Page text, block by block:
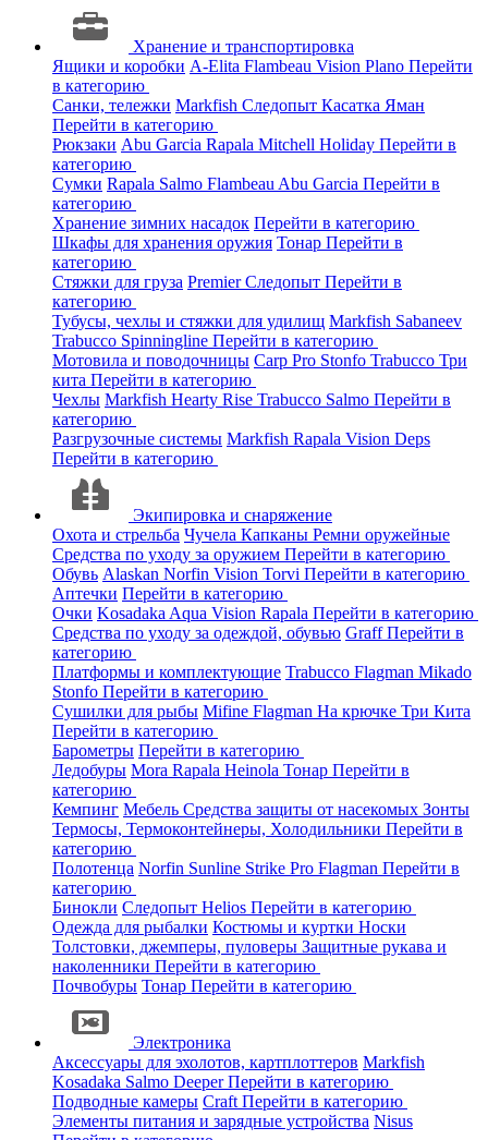
Хранение и транспортировка
Ящики и коробки A-Elita Flambeau Vision Plano Перейти
в категорию
Санки, тележки Markfish Следопыт Касатка Яман
Перейти в категорию
Рюкзаки Abu Garcia Rapala Mitchell Holiday Перейти в
категорию
Сумки Rapala Salmo Flambeau Abu Garcia Перейти в
категорию
Хранение зимних насадок Перейти в категорию
Шкафы для хранения оружия Тонар Перейти в
категорию
Стяжки для груза PremierСледопыт Перейти в
категорию
Тубусы, чехлы и стяжки для удилищ Markfish Sabaneev
Trabucco Spinningline Перейти в категорию
Мотовила и поводочницы Carp Pro Stonfo Trabucco Три
кита Перейти в категорию
Чехлы Markfish Hearty Rise Trabucco Salmo Перейти в
категорию
Разгрузочные системы Markfish Rapala Vision Deps
Перейти в категорию
Экипировка и снаряжение
Охота и стрельба Чучела Капканы Ремни оружейные
Средства по уходу за оружием Перейти в категорию
Обувь Alaskan Norfin Vision Torvi Перейти в категорию
Аптечки Перейти в категорию
Очки Kosadaka Aqua Vision Rapala Перейти в категорию
Средства по уходу за одеждой, обувью GraffПерейти в
категорию
Платформы и комплектующие Trabucco Flagman Mikado
Stonfo Перейти в категорию
Сушилки для рыбы Mifine Flagman На крючке Три Кита
Перейти в категорию
Барометры Перейти в категорию
Ледобуры Mora Rapala Heinola Тонар Перейти в
категорию
Кемпинг Мебель Средства защиты от насекомых Зонты
Термосы, Термоконтейнеры, Холодильники Перейти в
категорию
Полотенца Norfin Sunline Strike Pro Flagman Перейти в
категорию
Бинокли Следопыт Helios Перейти в категорию
Одежда для рыбалки Костюмы и куртки Носки
Толстовки, джемперы, пуловеры Защитные рукава и
наколенники Перейти в категорию
Почвобуры Тонар Перейти в категорию
Электроника
Аксессуары для эхолотов, картплоттеров Markfish
Kosadaka Salmo DeeperПерейти в категорию
Подводные камеры Craft Перейти в категорию
Элементы питания и зарядные устройства Nisus